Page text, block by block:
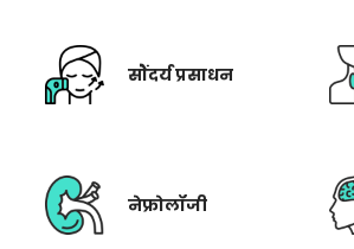
सौंदर्य प्रसाधन
नेफ्रोलॉजी